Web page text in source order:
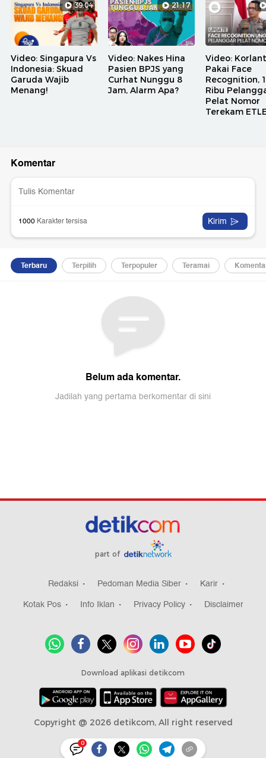
39:04
Video: Singapura Vs
Indonesia: Skuad
Garuda Wajib
Menang!
21:17
Video: Nakes Hina
Pasien BPJS yang
Curhat Nunggu 8
Jam, Alarm Apa?
Video:
Pakai Face
Recognition,
Ribu
Pelat Nomor
Terekam
0
part of
Redaksi Pedoman Media Siber
Karir
Kotak Pos
Info Iklan Privacy Policy Disclaimer
Download aplikasi detikcom
Copyright @ 2026 detikcom, All right reserved